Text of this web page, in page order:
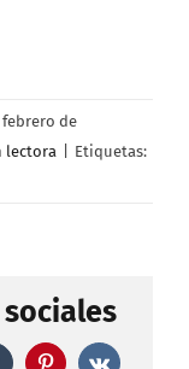
febrero de
lectora
Etiquetas:
Tumblr Pinterest
Vk